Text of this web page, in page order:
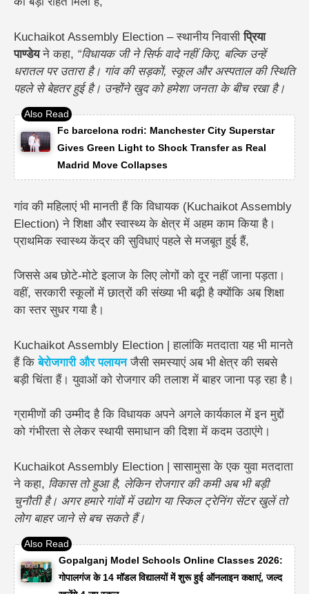
Kuchaikot Assembly Election – स्थानीय निवासीप्रिया
पाण्डेयने कहा, “विधायक जी ने सिर्फ वादे नहीं किए, बल्कि उन्हें
धरातल पर उतारा है। गांव की सड़कों, स्कूल और अस्पताल की स्थिति
पहले से बेहतर हुई है। उन्होंने खुद को हमेशा जनता के बीच रखा है।
Fc barcelona rodri: Manchester City Superstar
Gives Green Light to Shock Transfer as Real
Madrid Move Collapses
गांव की महिलाएं भी मानती हैं कि विधायक (Kuchaikot Assembly
Election) ने शिक्षा और स्वास्थ्य के क्षेत्र में अहम काम किया है।
प्राथमिक स्वास्थ्य केंद्र की सुविधाएं पहले से मजबूत हुई हैं,
जिससे अब छोटे-मोटे इलाज के लिए लोगों को दूर नहीं जाना पड़ता।
वहीं, सरकारी स्कूलों में छात्रों की संख्या भी बढ़ी है क्योंकि अब शिक्षा
का स्तर सुधर गया है।
Kuchaikot Assembly Election | हालांकि मतदाता यह भी मानते
हैं किबेरोजगारी और पलायनजैसी समस्याएं अब भी क्षेत्र की सबसे
बड़ी चिंता हैं। युवाओं को रोजगार की तलाश में बाहर जाना पड़ रहा है।
ग्रामीणों की उम्मीद है कि विधायक अपने अगले कार्यकाल में इन मुद्दों
को गंभीरता से लेकर स्थायी समाधान की दिशा में कदम उठाएंगे।
Kuchaikot Assembly Election | सासामुसा के एक युवा मतदाता
ने कहा, विकास तो हुआ है, लेकिन रोजगार की कमी अब भी बड़ी
चुनौती है। अगर हमारे गांवों में उद्योग या स्किल ट्रेनिंग सेंटर खुलें तो
लोग बाहर जाने से बच सकते हैं।
Gopalganj Model Schools Online Classes 2026:
गोपालगंज के 14 मॉडल विद्यालयों में शुरू हुई ऑनलाइन कक्षाएं, जल्द